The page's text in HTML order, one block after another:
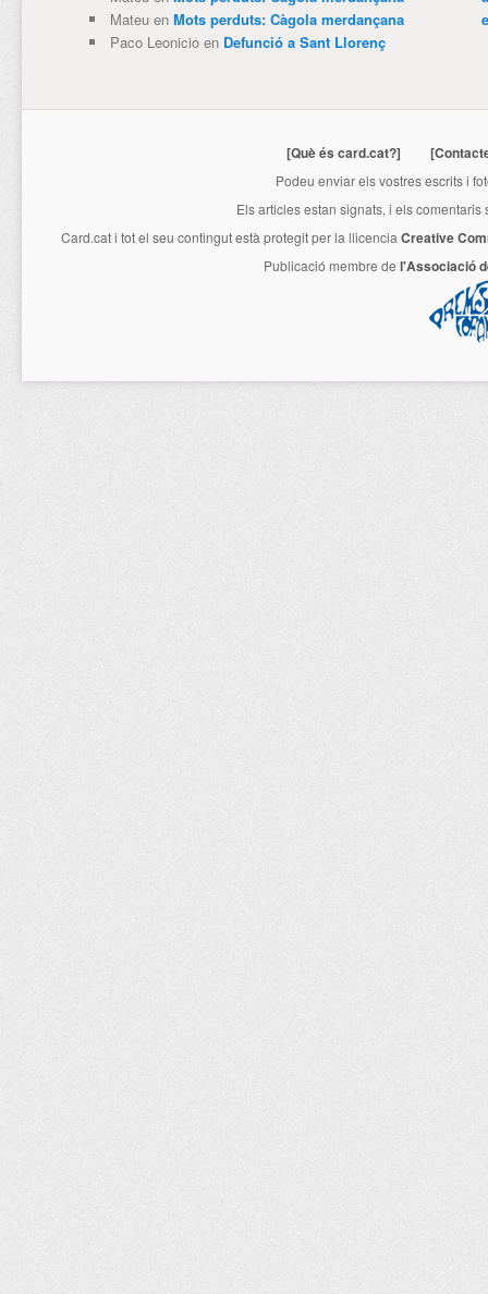
Mateuen Mots perduts: Càgola merdançana
Paco Leonicioen Defunció a Sant Llorenç
[Què és card.cat?]
Podeu enviar els vostres escrits i
Els articles estan signats, i els
Card.cati tot el seu contingut està protegit per la llicencia Creative
Publicació membre de l'Associació